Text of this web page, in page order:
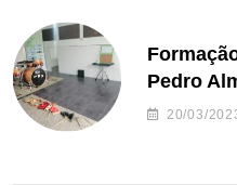
Pedro
20/03/